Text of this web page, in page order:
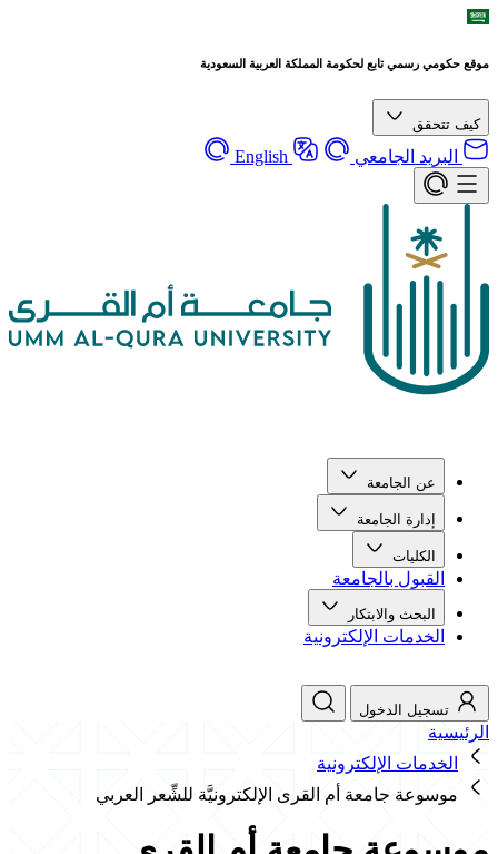
موقع حكومي رسمي تابع لحكومة المملكة العربية السعودية
كيف تتحقق
البريد الجامعي English
عن الجامعة
إدارة الجامعة
الكليات
القبول بالجامعة
البحث والابتكار
الخدمات الإلكترونية
تسجيل الدخول
الرئيسية
الخدمات الإلكترونية
موسوعة جامعة أم القرى الإلكترونيَّة للشِّعر العربي